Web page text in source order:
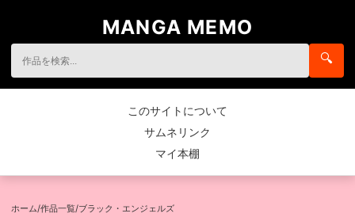
MANGA MEMO
🔍
このサイトについて
サムネリンク
マイ本棚
ホーム/作品一覧/ブラック・エンジェルズ